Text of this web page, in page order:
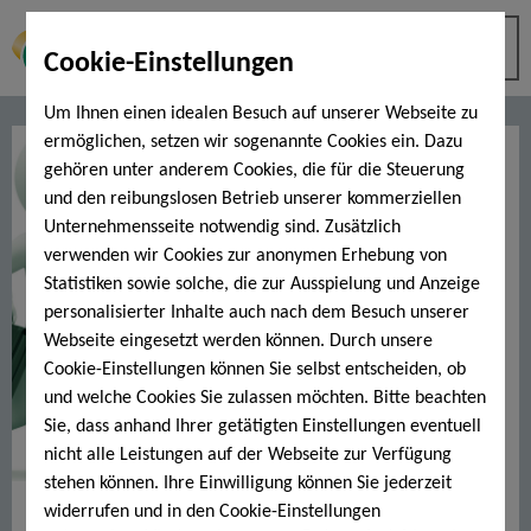
Cookie-Einstellungen
Um Ihnen einen idealen Besuch auf unserer Webseite zu
ermöglichen, setzen wir sogenannte Cookies ein. Dazu
gehören unter anderem Cookies, die für die Steuerung
und den reibungslosen Betrieb unserer kommerziellen
Unternehmensseite notwendig sind. Zusätzlich
verwenden wir Cookies zur anonymen Erhebung von
Statistiken sowie solche, die zur Ausspielung und Anzeige
personalisierter Inhalte auch nach dem Besuch unserer
Webseite eingesetzt werden können. Durch unsere
Cookie-Einstellungen können Sie selbst entscheiden, ob
und welche Cookies Sie zulassen möchten. Bitte beachten
Sie, dass anhand Ihrer getätigten Einstellungen eventuell
nicht alle Leistungen auf der Webseite zur Verfügung
stehen können. Ihre Einwilligung können Sie jederzeit
widerrufen und in den Cookie-Einstellungen
Fitnessprogramm "NoTime"